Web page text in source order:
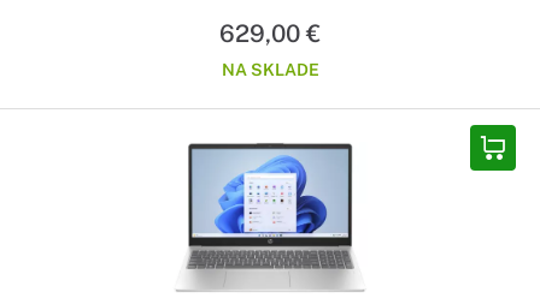
629,00 €
NA SKLADE